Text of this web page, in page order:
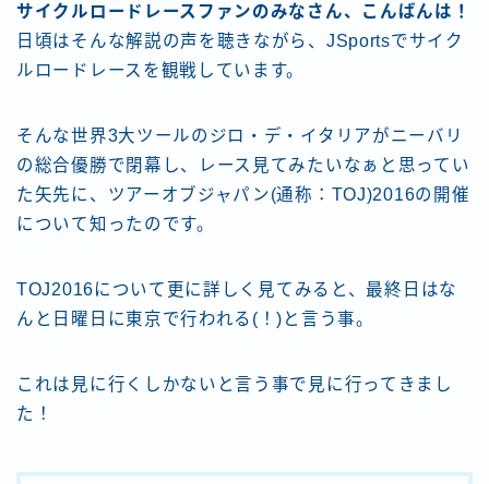
サイクルロードレースファンのみなさん、こんばんは！
日頃はそんな解説の声を聴きながら、JSportsでサイク
ルロードレースを観戦しています。
そんな世界3大ツールのジロ・デ・イタリアがニーバリ
の総合優勝で閉幕し、レース見てみたいなぁと思ってい
た矢先に、ツアーオブジャパン(通称：TOJ)2016の開催
について知ったのです。
TOJ2016について更に詳しく見てみると、最終日はな
んと日曜日に東京で行われる(！)と言う事。
これは見に行くしかないと言う事で見に行ってきまし
た！